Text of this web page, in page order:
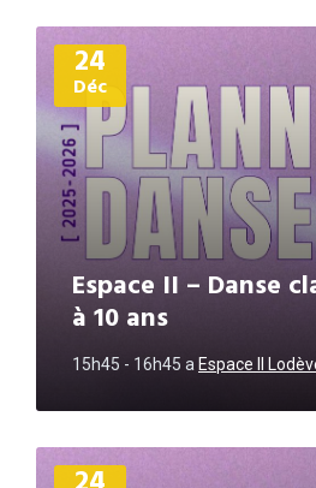
24
Déc
Espace II – Danse
à 10 ans
15h45 - 16h45 a Espace II
Plus
d'informations
Plus
d'informations